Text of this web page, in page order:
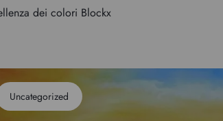
dei colori Blockx
Uncategorized